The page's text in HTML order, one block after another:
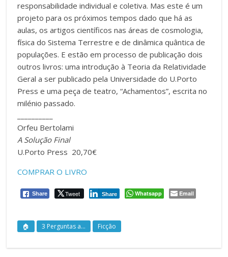
responsabilidade individual e coletiva. Mas este é um
projeto para os próximos tempos dado que há as
aulas, os artigos científicos nas áreas de cosmologia,
física do Sistema Terrestre e de dinâmica quântica de
populações. E estão em processo de publicação dois
outros livros: uma introdução à Teoria da Relatividade
Geral a ser publicado pela Universidade do U.Porto
Press e uma peça de teatro, “Achamentos”, escrita no
milénio passado.
Orfeu Bertolami
A Solução Final
U.Porto Press 20,70€
COMPRAR O LIVRO
Share Tweet Share Whatsapp Email
🏠 3 Perguntas a... Ficção